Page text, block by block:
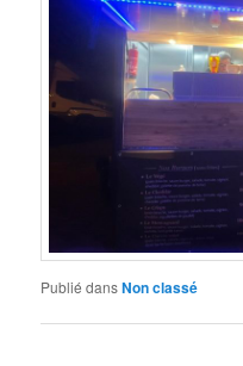
Publié dansNon classé